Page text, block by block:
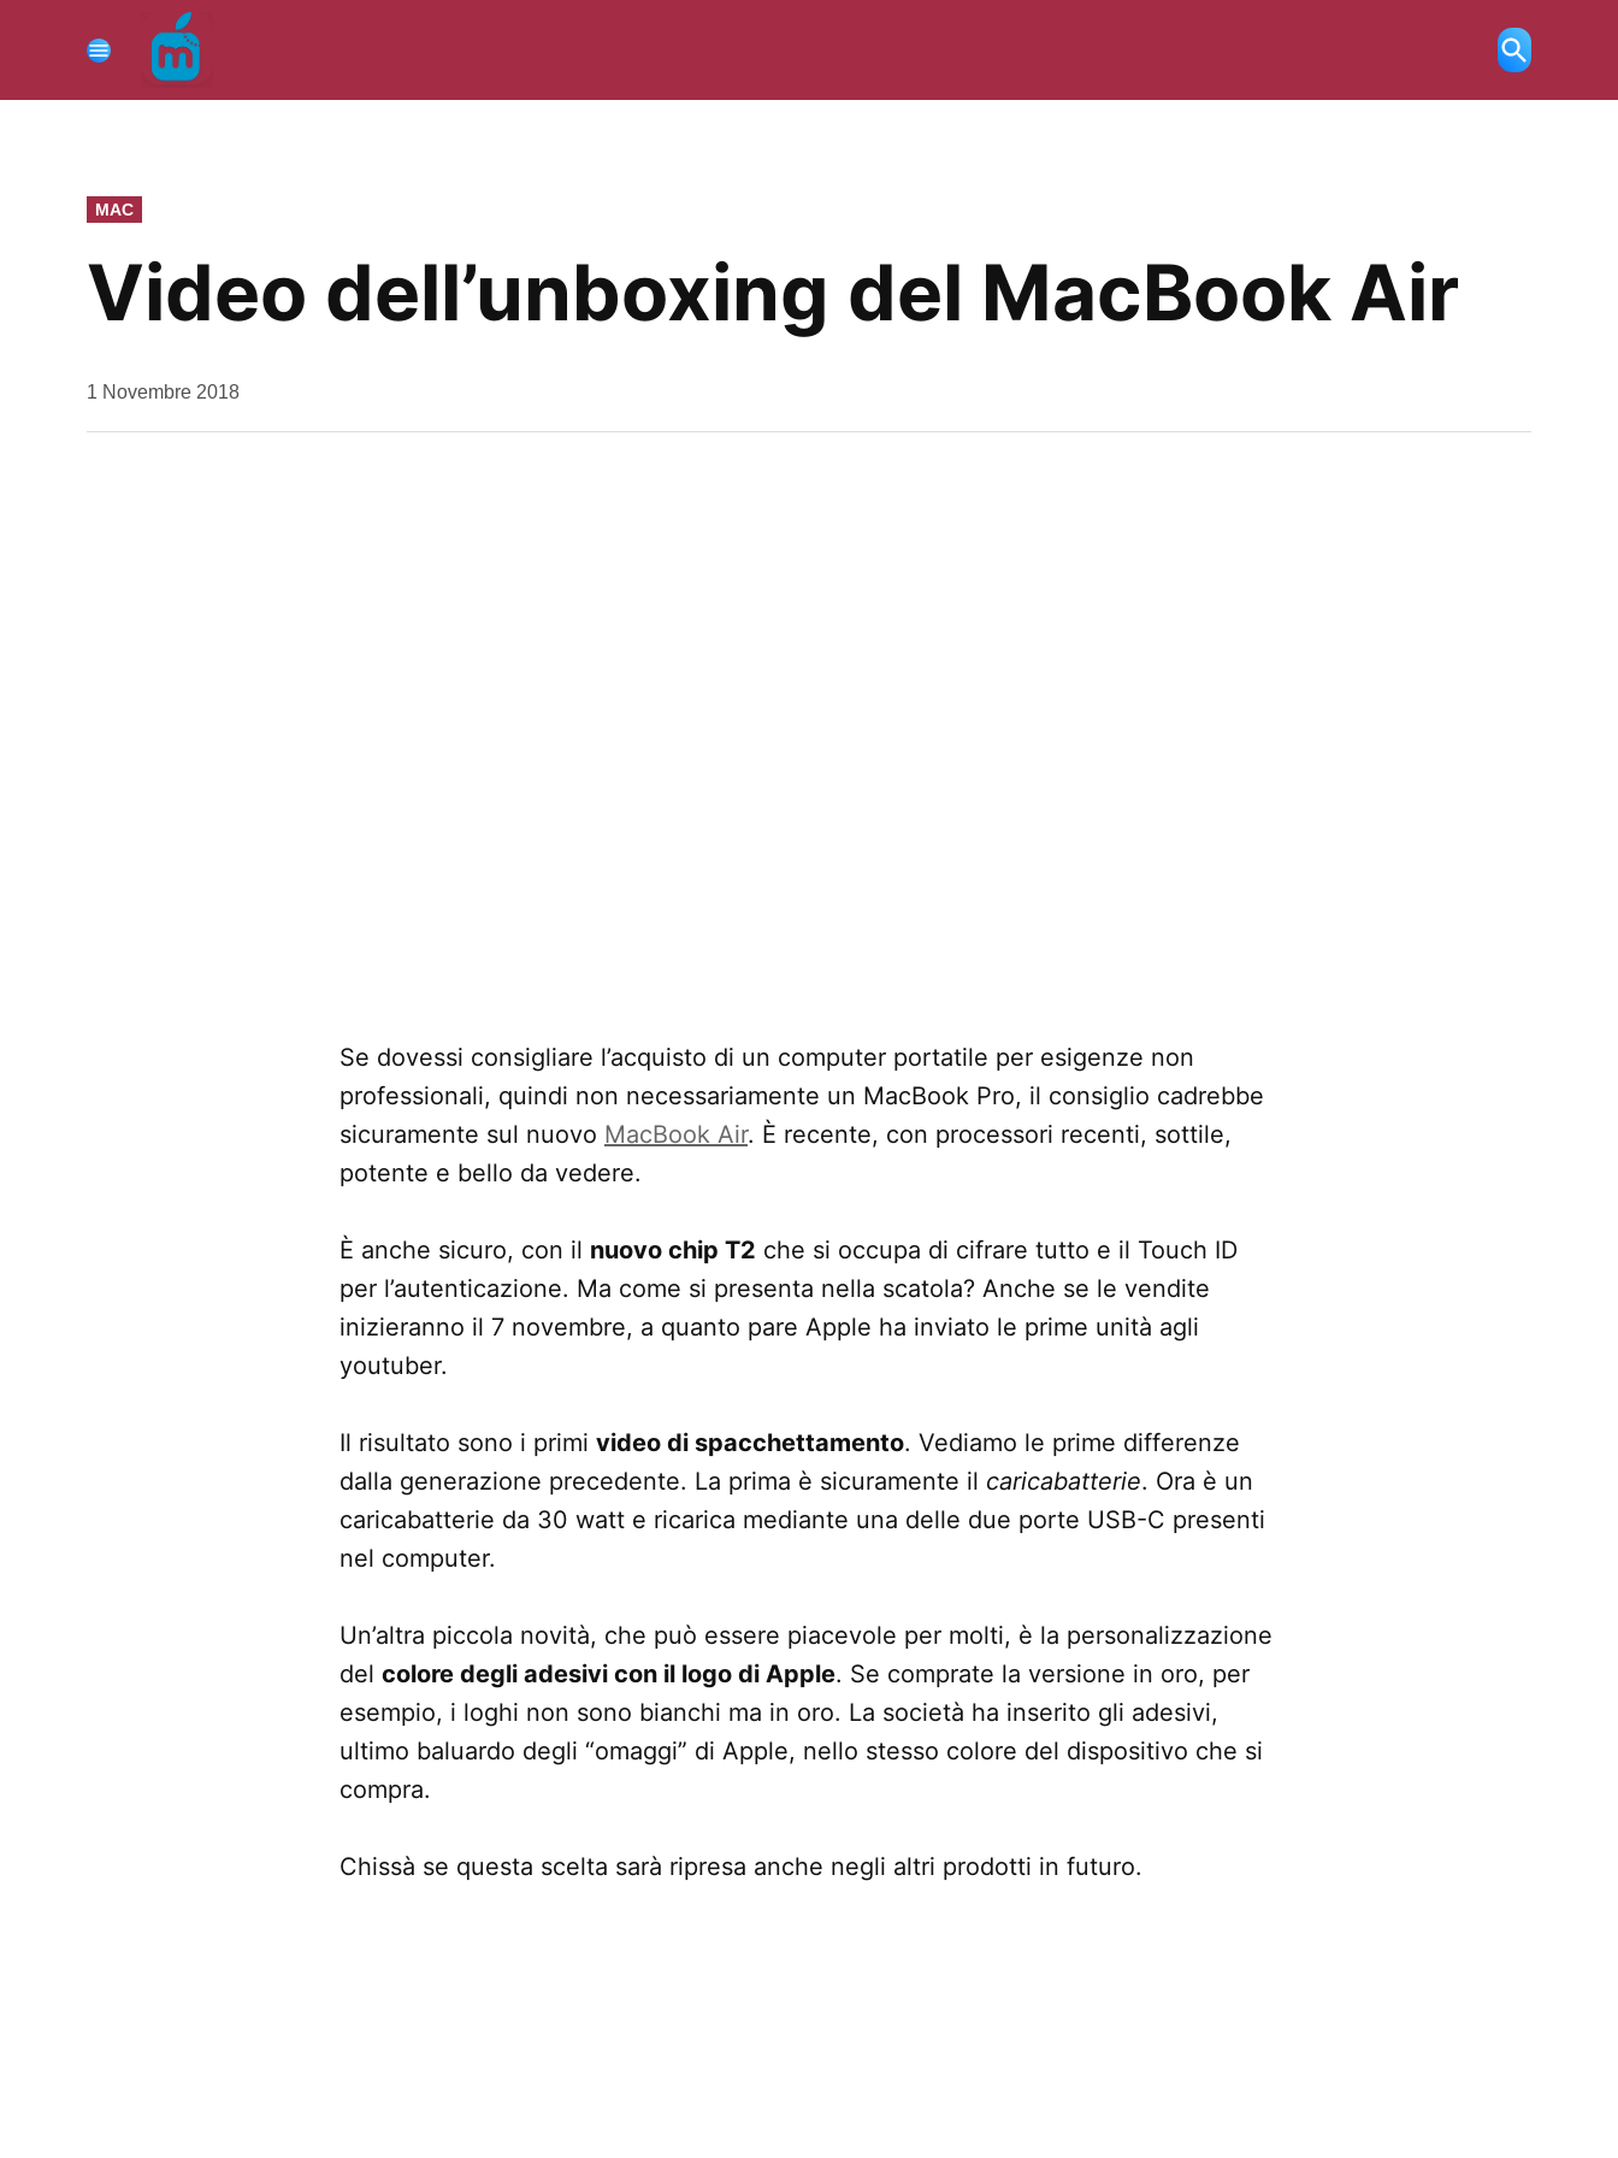
contenuto
Menu
Ricerca
aperta
PUBBLICATO
IN
MAC
Video dell’unboxing del MacBook Air
da
1 Novembre 2018
Se dovessi consigliare l’acquisto di un computer portatile per esigenze non
professionali, quindi non necessariamente un MacBook Pro, il consiglio cadrebbe
sicuramente sul nuovo MacBook Air. È recente, con processori recenti, sottile,
potente e bello da vedere.
È anche sicuro, con il nuovo chip T2 che si occupa di cifrare tutto e il Touch ID
per l’autenticazione. Ma come si presenta nella scatola? Anche se le vendite
inizieranno il 7 novembre, a quanto pare Apple ha inviato le prime unità agli
youtuber.
Il risultato sono i primi video di spacchettamento. Vediamo le prime differenze
dalla generazione precedente. La prima è sicuramente il caricabatterie. Ora è un
caricabatterie da 30 watt e ricarica mediante una delle due porte USB-C presenti
nel computer.
Un’altra piccola novità, che può essere piacevole per molti, è la personalizzazione
del colore degli adesivi con il logo di Apple. Se comprate la versione in oro, per
esempio, i loghi non sono bianchi ma in oro. La società ha inserito gli adesivi,
ultimo baluardo degli “omaggi” di Apple, nello stesso colore del dispositivo che si
compra.
Chissà se questa scelta sarà ripresa anche negli altri prodotti in futuro.